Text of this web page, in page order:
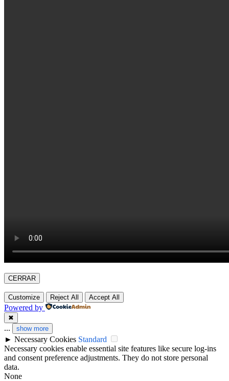
CERRAR
Customize Reject All Accept All
Powered by
✖
... show more
► Necessary Cookies Standard
Necessary cookies enable essential site features like secure log-ins
and consent preference adjustments. They do not store personal
data.
None